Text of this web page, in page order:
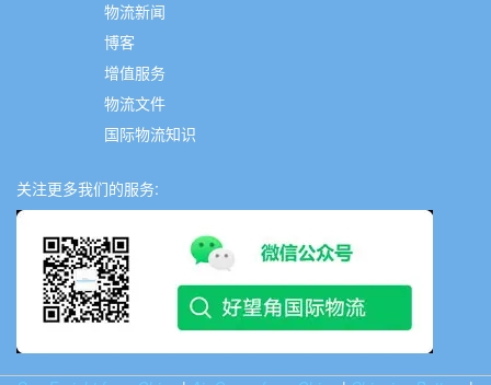
物流新闻
博客
增值服务
物流文件
国际物流知识
关注更多我们的服务: